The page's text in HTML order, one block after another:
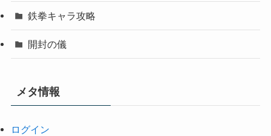
鉄拳キャラ攻略
開封の儀
メタ情報
ログイン